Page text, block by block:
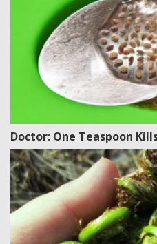
Doctor: One Teaspoon